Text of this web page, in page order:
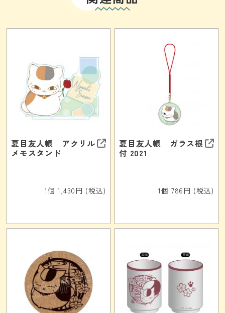
夏目友人帳 アクリル
メモスタンド
1個 1,430円 (税込)
夏目友人帳 ガラス根
付 2021
1個 786円 (税込)